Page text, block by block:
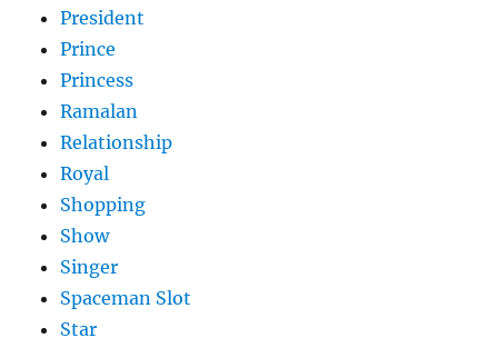
President
Prince
Princess
Ramalan
Relationship
Royal
Shopping
Show
Singer
Spaceman Slot
Star